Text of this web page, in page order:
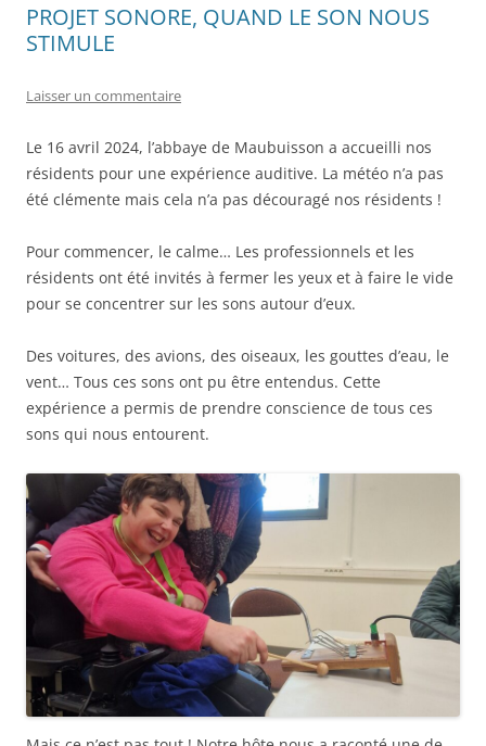
PROJET SONORE, QUAND LE SON NOUS
STIMULE
Laisser un commentaire
Le 16 avril 2024, l’abbaye de Maubuisson a accueilli nos
résidents pour une expérience auditive. La météo n’a pas
été clémente mais cela n’a pas découragé nos résidents !
Pour commencer, le calme… Les professionnels et les
résidents ont été invités à fermer les yeux et à faire le vide
pour se concentrer sur les sons autour d’eux.
Des voitures, des avions, des oiseaux, les gouttes d’eau, le
vent… Tous ces sons ont pu être entendus. Cette
expérience a permis de prendre conscience de tous ces
sons qui nous entourent.